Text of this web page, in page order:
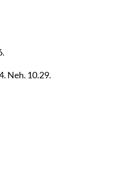
.
. Neh. 10.29.